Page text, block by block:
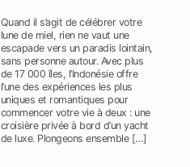
Quand il s’agit de célébrer votre
lune de miel, rien ne vaut une
escapade vers un paradis lointain,
sans personne autour. Avec plus
de 17 000 îles, l’Indonésie offre
l’une des expériences les plus
uniques et romantiques pour
commencer votre vie à deux : une
croisière privée à bord d’un yacht
de luxe. Plongeons ensemble […]